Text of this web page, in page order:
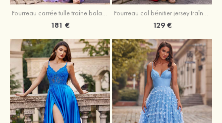
Fourreau carrée tulle traîne balayage robe de bal
181 €
Fourreau col bénitier jersey traîne balayage robe de bal
129 €